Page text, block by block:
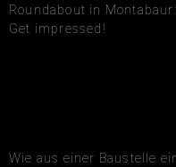
Roundabout in Montabaur:
Get impressed!
Wie aus einer Baustelle